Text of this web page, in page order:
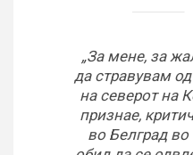
„За мене, за
да стравувам
на северот на
признае,
во Белград во